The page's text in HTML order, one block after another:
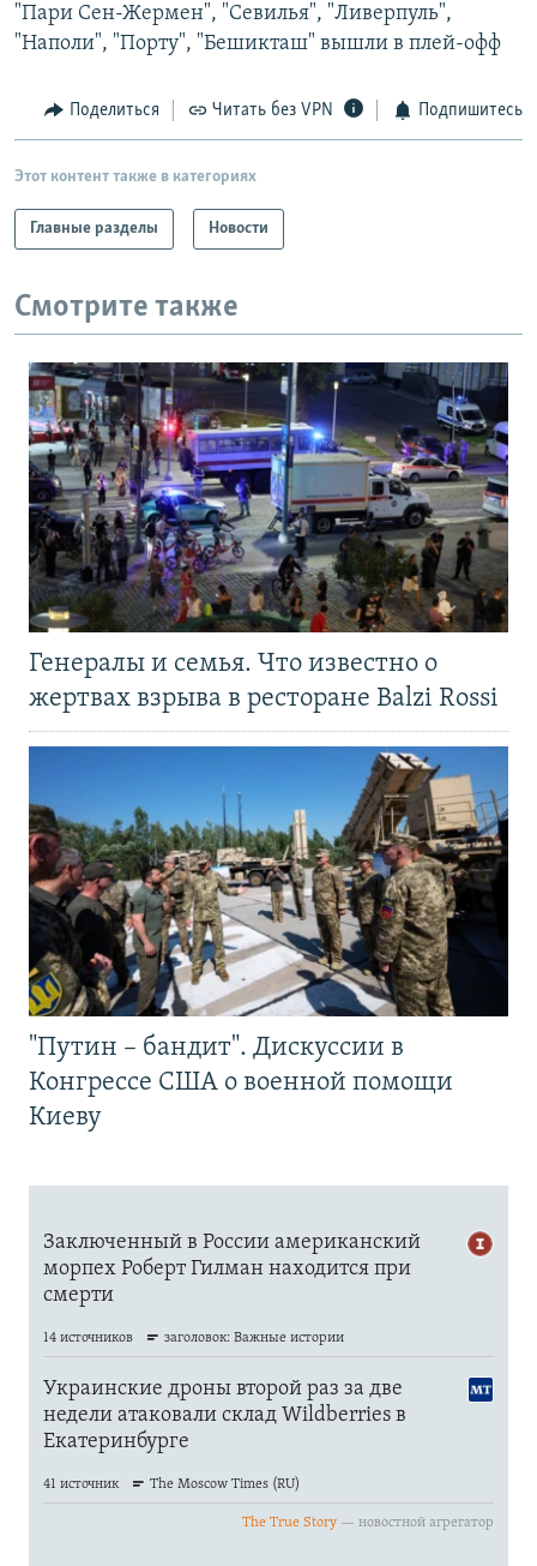
"Пари Сен-Жермен", "Севилья", "Ливерпуль",
"Наполи", "Порту", "Бешикташ" вышли в плей-офф
Поделиться Читать без VPN Подпишитесь
Этот контент также в категориях
Главные разделы Новости
Смотрите также
Генералы и семья. Что известно о
жертвах взрыва в ресторане Balzi Rossi
"Путин – бандит". Дискуссии в
Конгрессе США о военной помощи
Киеву